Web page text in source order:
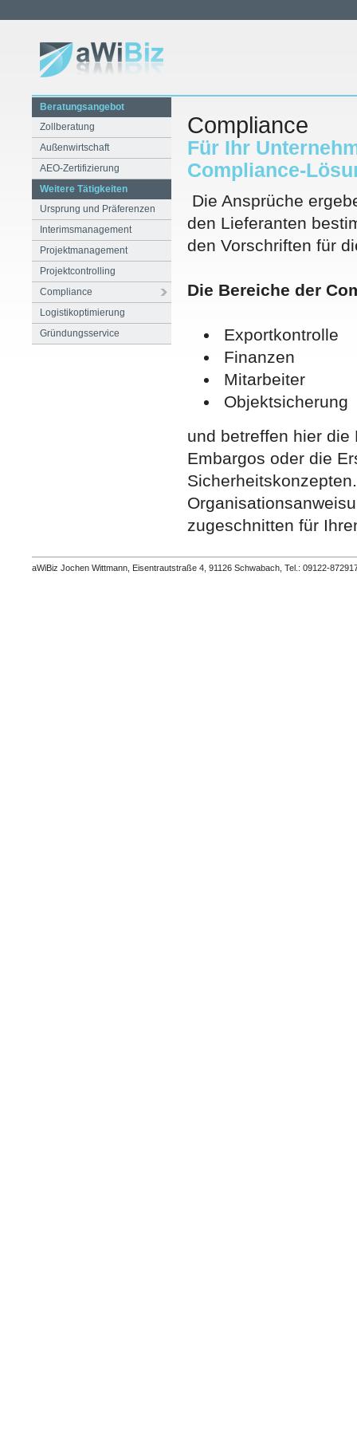
Beratungsangebot
Zollberatung
Außenwirtschaft
AEO-Zertifizierung
Weitere Tätigkeiten
Ursprung und Präferenzen
Interimsmanagement
Projektmanagement
Projektcontrolling
Compliance
Logistikoptimierung
Gründungsservice
Compliance
Für Ihr
Compliance-
Die Ansprüche
den Lieferanten
den Vorschriften für
Die Bereiche der
Exportkontrolle
Finanzen
Mitarbeiter
Objektsicherung
und betreffen hier die
Embargos oder die
zugeschnitten für
aWiBiz Jochen Wittmann, Eisentrautstraße 4, 91126 Schwabach, Tel.: 09122-